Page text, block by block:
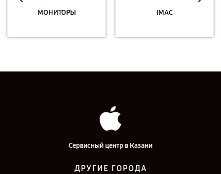
МОНИТОРЫ IMAC
Сервисный центр в Казани
ДРУГИЕ ГОРОДА